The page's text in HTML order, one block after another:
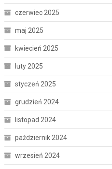
czerwiec 2025
maj 2025
kwiecień 2025
luty 2025
styczeń 2025
grudzień 2024
listopad 2024
październik 2024
wrzesień 2024